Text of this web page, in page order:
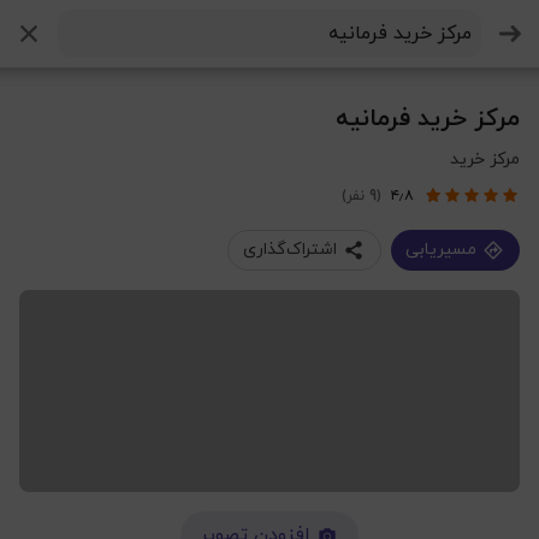
مرکز خرید فرمانیه
مرکز خرید
۴٫۸ (9 نفر)
مسیریابی اشتراک‌گذاری
جستجو